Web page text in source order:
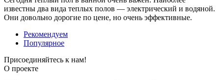
известны два вида теплых полов — электрический и водяной.
Они довольно дорогие по цене, но очень эффективные.
Рекомендуем
Популярное
Присоединяйтесь к нам!
О проекте